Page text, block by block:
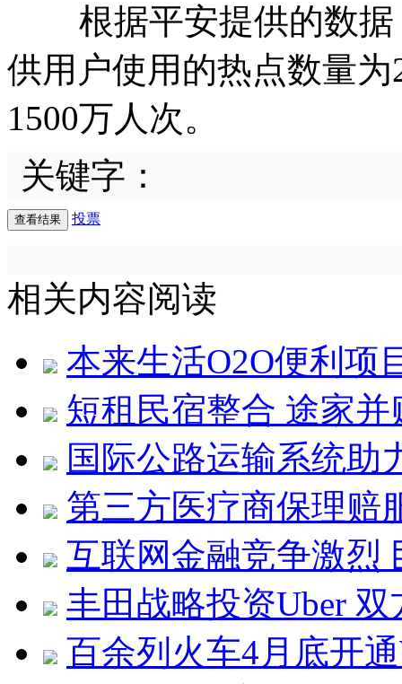
根据平安提供的数据
供用户使用的热点数量
1500万人次。
关键字：
投票
相关内容阅读
本来生活O2O便利项
短租民宿整合 途家
国际公路运输系统助
第三方医疗商保理赔
互联网金融竞争激烈
丰田战略投资Uber
百余列火车4月底开